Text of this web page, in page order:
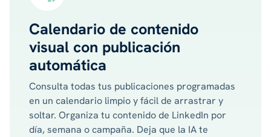
Calendario de contenido
visual con publicación
automática
Consulta todas tus publicaciones programadas
en un calendario limpio y fácil de arrastrar y
soltar. Organiza tu contenido de LinkedIn por
día, semana o campaña. Deja que la IA te